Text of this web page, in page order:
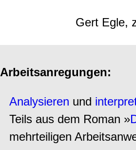
Gert Egle,
Arbeitsanregungen:
Analysieren und
Teils aus dem Roman »
mehrteiligen